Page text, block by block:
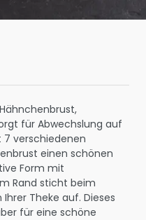
für Abwechslung auf
verschiedenen
einen schönen
Form mit
Rand sticht beim
Theke auf. Dieses
für eine schöne